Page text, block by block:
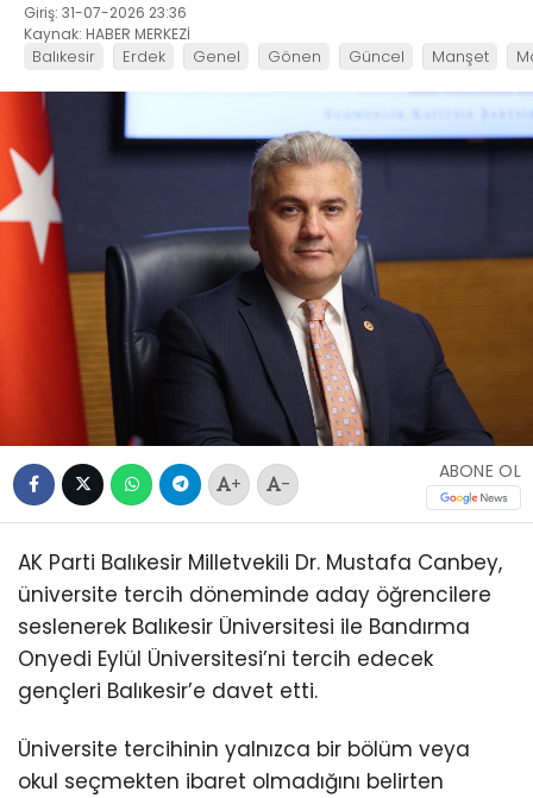
Giriş: 31-07-2026 23:36
Kaynak: HABER MERKEZİ
Balıkesir Erdek Genel Gönen Güncel Manşet
+ -
ABONE OL
AK Parti Balıkesir Milletvekili Dr. Mustafa Canbey,
üniversite tercih döneminde aday öğrencilere
seslenerek Balıkesir Üniversitesi ile Bandırma
Onyedi Eylül Üniversitesi’ni tercih edecek
gençleri Balıkesir’e davet etti.
Üniversite tercihinin yalnızca bir bölüm veya
okul seçmekten ibaret olmadığını belirten